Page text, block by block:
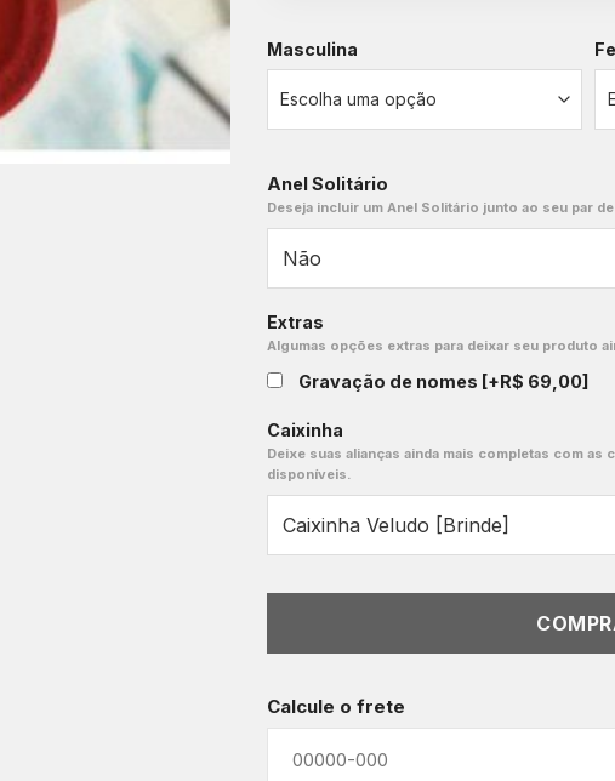
Masculina
Anel Solitário
Deseja incluir um Anel Solitário junto ao seu par
Extras
Algumas opções extras para deixar seu produto
Gravação de nomes [+R$ 69,00]
Caixinha
Deixe suas alianças ainda mais completas com as
disponíveis.
Calcule o frete